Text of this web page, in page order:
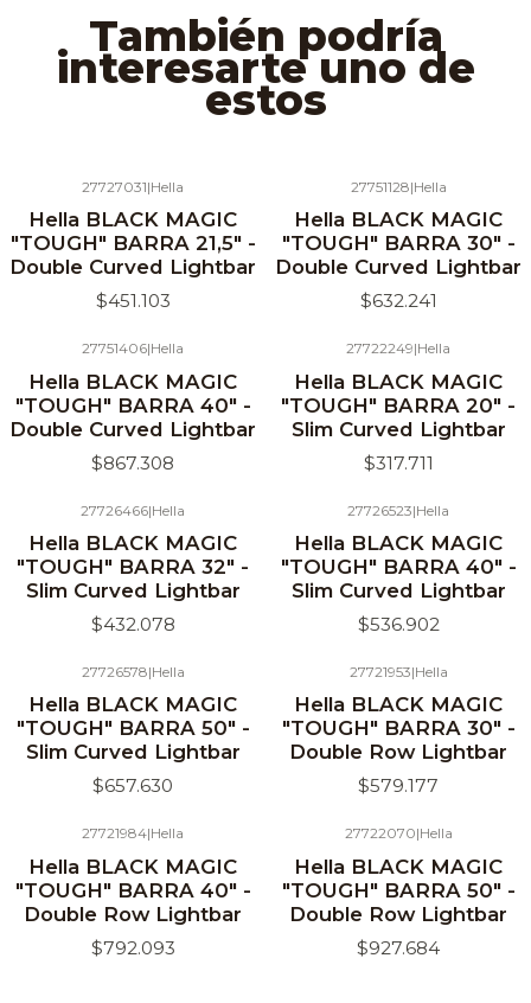
También podría
interesarte uno de
estos
27727031|Hella
Hella BLACK MAGIC
"TOUGH" BARRA 21,5" -
Double Curved Lightbar
$451.103
27751128|Hella
Hella BLACK MAGIC
"TOUGH" BARRA 30" -
Double Curved Lightbar
$632.241
27751406|Hella
Hella BLACK MAGIC
"TOUGH" BARRA 40" -
Double Curved Lightbar
$867.308
27722249|Hella
Hella BLACK MAGIC
"TOUGH" BARRA 20" -
Slim Curved Lightbar
$317.711
27726466|Hella
Hella BLACK MAGIC
"TOUGH" BARRA 32" -
Slim Curved Lightbar
$432.078
27726523|Hella
Hella BLACK MAGIC
"TOUGH" BARRA 40" -
Slim Curved Lightbar
$536.902
27726578|Hella
Hella BLACK MAGIC
"TOUGH" BARRA 50" -
Slim Curved Lightbar
$657.630
27721953|Hella
Hella BLACK MAGIC
"TOUGH" BARRA 30" -
Double Row Lightbar
$579.177
27721984|Hella
Hella BLACK MAGIC
"TOUGH" BARRA 40" -
Double Row Lightbar
$792.093
27722070|Hella
Hella BLACK MAGIC
"TOUGH" BARRA 50" -
Double Row Lightbar
$927.684